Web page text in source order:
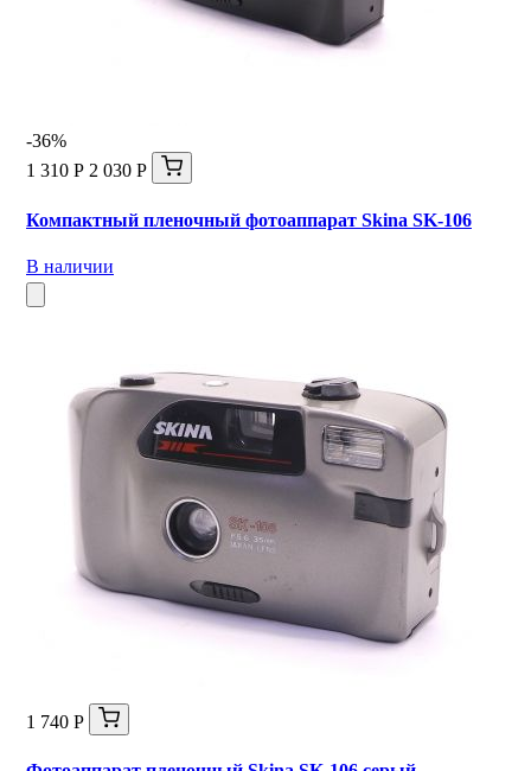
-36%
1 310 Р 2 030 Р
Компактный пленочный фотоаппарат Skina SK-106
В наличии
1 740 Р